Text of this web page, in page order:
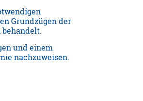
Grundzügen der
und einem
nachzuweisen.